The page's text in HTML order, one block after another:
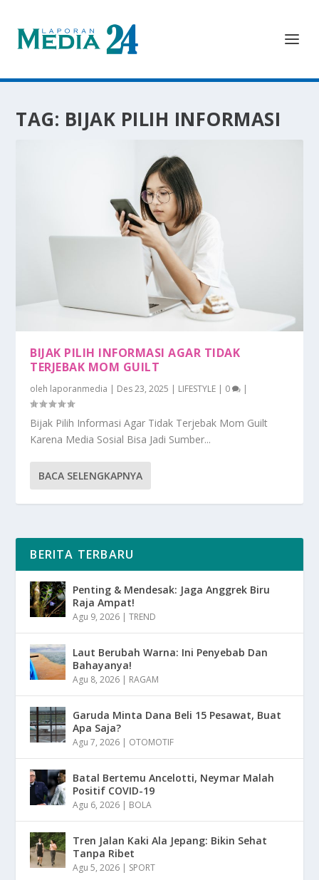
TAG: BIJAK PILIH INFORMASI
BIJAK PILIH INFORMASI AGAR TIDAK
TERJEBAK MOM GUILT
oleh laporanmedia | Des 23, 2025 | LIFESTYLE | 0 |
Bijak Pilih Informasi Agar Tidak Terjebak Mom Guilt
Karena Media Sosial Bisa Jadi Sumber...
BACA SELENGKAPNYA
BERITA TERBARU
Penting & Mendesak: Jaga Anggrek Biru
Raja Ampat!
Agu 9, 2026 |TREND
Laut Berubah Warna: Ini Penyebab Dan
Bahayanya!
Agu 8, 2026 | RAGAM
Garuda Minta Dana Beli 15 Pesawat, Buat
Apa Saja?
Agu 7, 2026 | OTOMOTIF
Batal Bertemu Ancelotti, Neymar Malah
Positif COVID-19
Agu 6, 2026 | BOLA
Tren Jalan Kaki Ala Jepang: Bikin Sehat
Tanpa Ribet
Agu 5, 2026 | SPORT